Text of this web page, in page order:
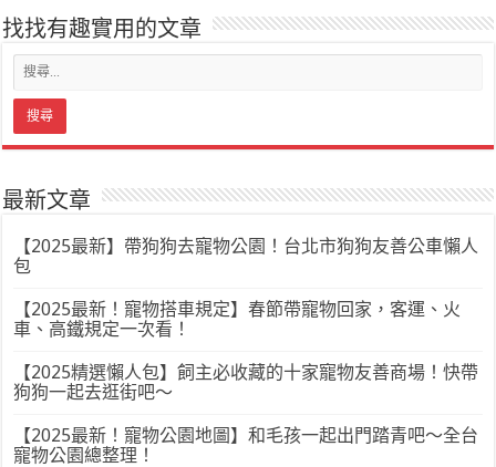
找找有趣實用的文章
最新文章
【2025最新】帶狗狗去寵物公園！台北市狗狗友善公車懶人
包
【2025最新！寵物搭車規定】春節帶寵物回家，客運、火
車、高鐵規定一次看！
【2025精選懶人包】飼主必收藏的十家寵物友善商場！快帶
狗狗一起去逛街吧～
【2025最新！寵物公園地圖】和毛孩一起出門踏青吧～全台
寵物公園總整理！